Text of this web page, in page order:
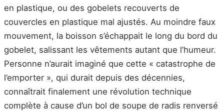
en plastique, ou des gobelets recouverts de
couvercles en plastique mal ajustés. Au moindre faux
mouvement, la boisson s’échappait le long du bord du
gobelet, salissant les vêtements autant que l’humeur.
Personne n’aurait imaginé que cette « catastrophe de
l’emporter », qui durait depuis des décennies,
connaîtrait finalement une révolution technique
complète à cause d’un bol de soupe de radis renversé